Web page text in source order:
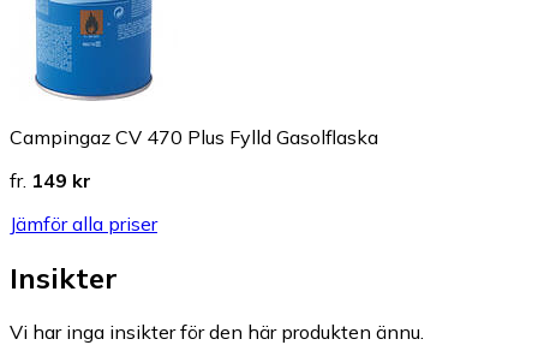
Campingaz CV 470 Plus Fylld Gasolflaska
fr. 149 kr
Jämför alla priser
Insikter
Vi har inga insikter för den här produkten ännu.